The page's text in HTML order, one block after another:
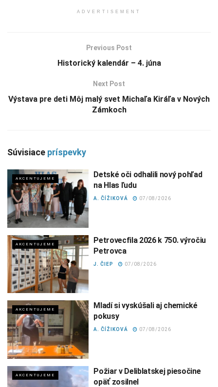
ADVERTISEMENT
Previous Post
Historický kalendár – 4. júna
Next Post
Výstava pre deti Môj malý svet Michaľa Kiráľa v Nových
Zámkoch
Súvisiace príspevky
AKCENTUJEME
Detské oči odhalili nový pohľad
na Hlas ľudu
A. ČÍŽIKOVÁ 07/08/2026
AKCENTUJEME
Petrovecfila 2026 k 750. výročiu
Petrovca
J. ČIEP 07/08/2026
AKCENTUJEME
Mladí si vyskúšali aj chemické
pokusy
A. ČÍŽIKOVÁ 07/08/2026
AKCENTUJEME
Požiar v Deliblatskej piesočine
opäť zosilnel